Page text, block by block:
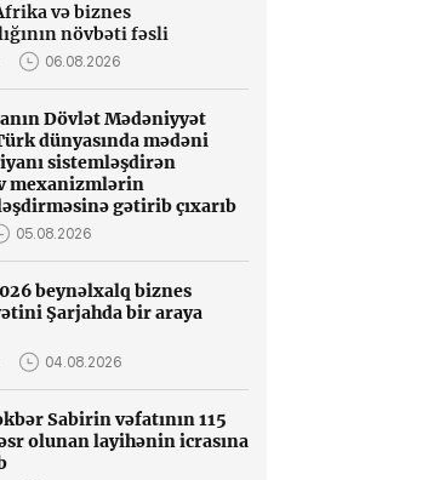
və biznes
növbəti fəsli
06.08.2026
Dövlət Mədəniyyət
dünyasında mədəni
sistemləşdirən
mexanizmlərin
gətirib çıxarıb
05.08.2026
beynəlxalq biznes
Şarjahda bir araya
04.08.2026
Sabirin vəfatının 115
olunan layihənin icrasına